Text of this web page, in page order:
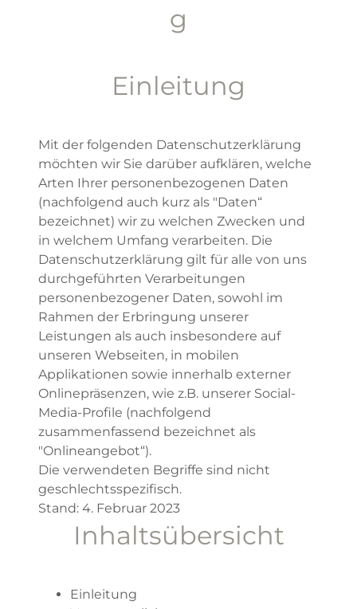
g
Einleitung
Mit der folgenden Datenschutzerklärung
möchten wir Sie darüber aufklären, welche
Arten Ihrer personenbezogenen Daten
(nachfolgend auch kurz als "Daten“
bezeichnet) wir zu welchen Zwecken und
in welchem Umfang verarbeiten. Die
Datenschutzerklärung gilt für alle von uns
durchgeführten Verarbeitungen
personenbezogener Daten, sowohl im
Rahmen der Erbringung unserer
Leistungen als auch insbesondere auf
unseren Webseiten, in mobilen
Applikationen sowie innerhalb externer
Onlinepräsenzen, wie z.B. unserer Social-
Media-Profile (nachfolgend
zusammenfassend bezeichnet als
"Onlineangebot“).
Die verwendeten Begriffe sind nicht
geschlechtsspezifisch.
Stand: 4. Februar 2023
Inhaltsübersicht
Einleitung